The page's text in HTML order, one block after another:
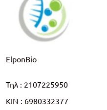
ElponBio
Τηλ : 2107225950
ΚΙΝ : 6980332377